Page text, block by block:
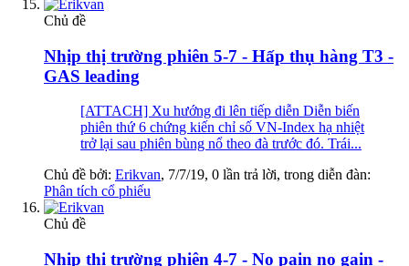
Chủ đề
Nhịp thị trường phiên 5-7 - Hấp thụ hàng T3 -
GAS leading
[ATTACH] Xu hướng đi lên tiếp diễn Diễn biến
phiên thứ 6 chứng kiến chỉ số VN-Index hạ nhiệt
trở lại sau phiên bùng nổ theo đà trước đó. Trái...
Chủ đề bởi: Erikvan, 7/7/19, 0 lần trả lời, trong diễn đàn:
Phân tích cổ phiếu
Chủ đề
Nhịp thị trường phiên 4-7 - No pain no gain -